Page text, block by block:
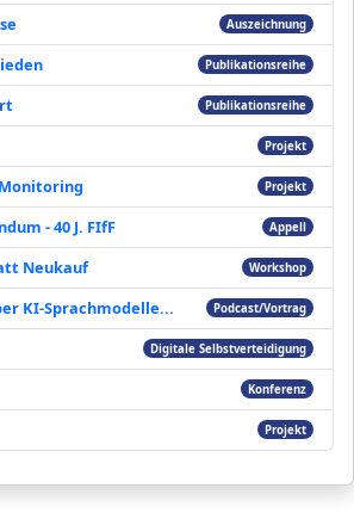
Auszeichnung
Publikationsreihe
Publikationsreihe
Projekt
Projekt
- 40 J. FIfF Appell
Neukauf Workshop
KI-Sprachmodelle... Podcast/Vortrag
Digitale Selbstverteidigung
Konferenz
Projekt